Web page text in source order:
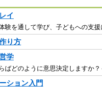
イ
験を通して学び、子どもへの支援
り方
学
ばどのように意思決定しますか？
ション入門